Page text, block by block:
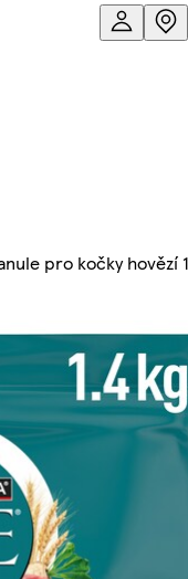
pro kočky hovězí